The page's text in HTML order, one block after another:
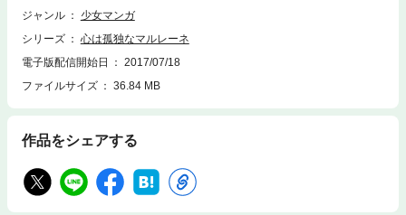
ジャンル
少女マンガ
シリーズ
心は孤独なマルレーネ
電子版配信開始日
2017/07/18
ファイルサイズ
36.84 MB
作品をシェアする